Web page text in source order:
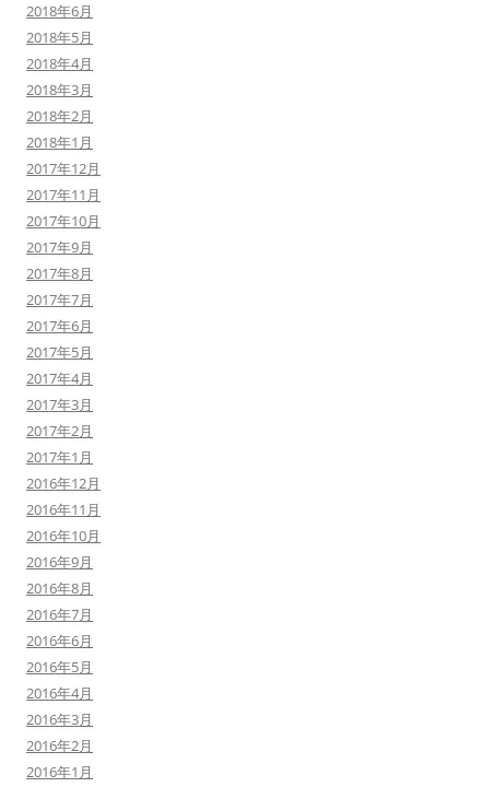
2018年6月
2018年5月
2018年4月
2018年3月
2018年2月
2018年1月
2017年12月
2017年11月
2017年10月
2017年9月
2017年8月
2017年7月
2017年6月
2017年5月
2017年4月
2017年3月
2017年2月
2017年1月
2016年12月
2016年11月
2016年10月
2016年9月
2016年8月
2016年7月
2016年6月
2016年5月
2016年4月
2016年3月
2016年2月
2016年1月